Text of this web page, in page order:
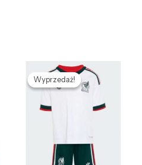
Wyprzedaż!
Wyprzedaż!
Pierwotna
cena
wynosiła:
Aktualna
cena
wynosi:
125,68 zł.